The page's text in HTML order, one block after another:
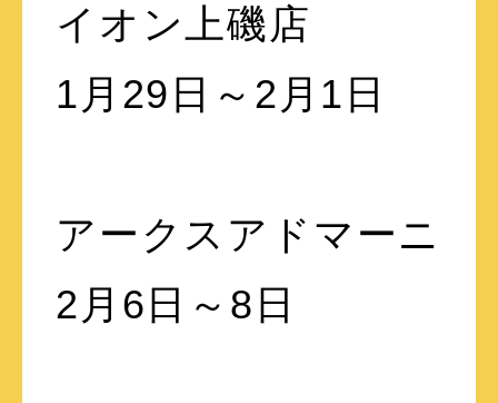
イオン上磯店
1月29日～2月1日
アークスアドマーニ
2月6日～8日